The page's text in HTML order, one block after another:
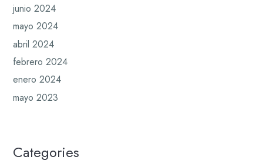
junio 2024
mayo 2024
abril 2024
febrero 2024
enero 2024
mayo 2023
Categories